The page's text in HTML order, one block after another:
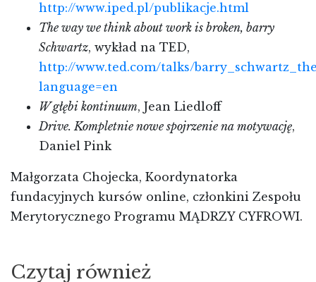
http://www.iped.pl/publikacje.html
The way we think about work is broken, barry
Schwartz, wykład na TED,
http://www.ted.com/talks/
language=en
W głębi kontinuum, Jean Liedloff
Drive. Kompletnie nowe spojrzenie na motywację,
Daniel Pink
Małgorzata Chojecka, Koordynatorka
fundacyjnych kursów online, członkini Zespołu
Merytorycznego Programu MĄDRZY CYFROWI.
Czytaj również